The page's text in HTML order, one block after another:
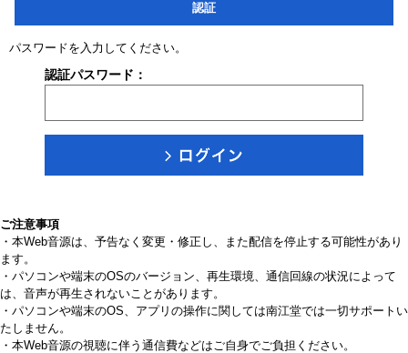
認証
パスワードを入力してください。
認証パスワード：
ご注意事項
・本Web音源は、予告なく変更・修正し、また配信を停止する可能性があり
ます。
・パソコンや端末のOSのバージョン、再生環境、通信回線の状況によって
は、音声が再生されないことがあります。
・パソコンや端末のOS、アプリの操作に関しては南江堂では一切サポートい
たしません。
・本Web音源の視聴に伴う通信費などはご自身でご負担ください。